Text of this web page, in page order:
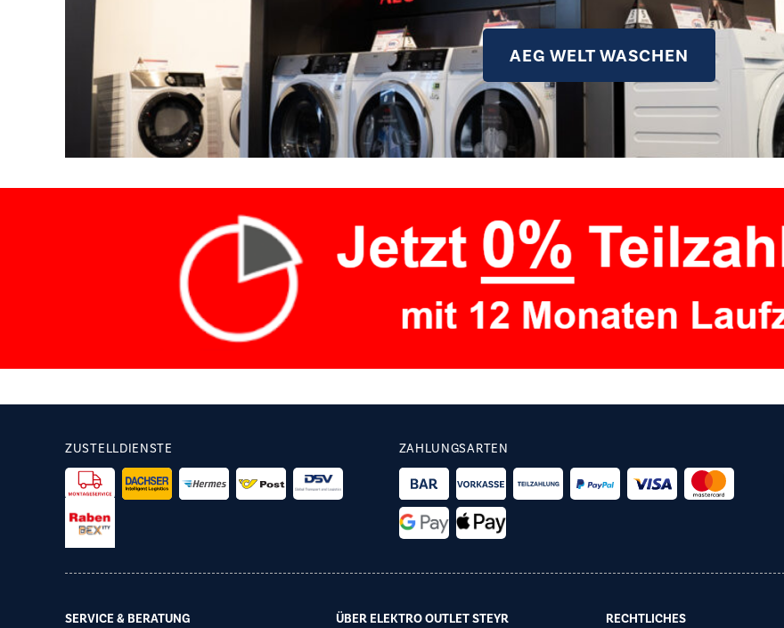
AEG WELT WASCHEN
ZUSTELLDIENSTE ZAHLUNGSARTEN
SERVICE & BERATUNG ÜBER ELEKTRO OUTLET STEYR RECHTLICHES